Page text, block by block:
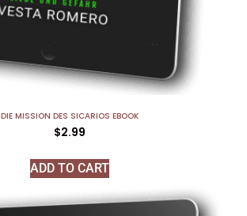
DIE MISSION DES SICARIOS EBOOK
$2.99
ADD TO CART